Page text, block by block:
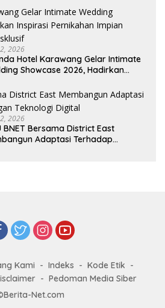
2026
Hotel Karawang Gelar Intimate
Showcase 2026, Hadirkan
Eksklusif
2026
BNET Bersama District East
Adaptasi Terhadap
Kami Indeks
Kode Etik
Pedoman Media Siber
Net.com